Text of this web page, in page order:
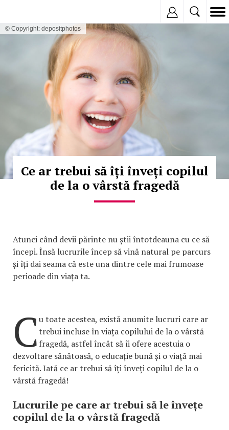
© Copyright: depositphotos
Ce ar trebui să îți înveți copilul
de la o vârstă fragedă
Atunci când devii părinte nu știi întotdeauna cu ce să
începi. Însă lucrurile încep să vină natural pe parcurs
și îți dai seama că este una dintre cele mai frumoase
perioade din viața ta.
Cu toate acestea, există anumite lucruri care ar
trebui incluse în viața copilului de la o vârstă
fragedă, astfel încât să îi ofere acestuia o
dezvoltare sănătoasă, o educație bună și o viață mai
fericită. Iată ce ar trebui să îți înveți copilul de la o
vârstă fragedă!
Lucrurile pe care ar trebui să le învețe
copilul de la o vârstă fragedă